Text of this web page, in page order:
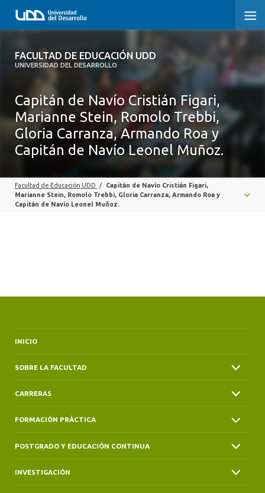
FACULTAD DE EDUCACIÓN UDD
UNIVERSIDAD DEL DESARROLLO
FACULTAD DE EDUCACIÓN UDD
SOBRE LA FACULTAD
CARRERAS
POSTGRADO Y EDUCACIÓN CONTINUA
Capitán de Navío Cristián Figari,
Marianne Stein, Romolo Trebbi,
Gloria Carranza, Armando Roa y
Capitán de Navío Leonel Muñoz.
Facultad de Educación UDD /
Capitán de Navío Cristián Figari,
Marianne Stein, Romolo Trebbi, Gloria Carranza, Armando Roa y
Capitán de Navío Leonel Muñoz.
INICIO
SOBRE LA FACULTAD
CARRERAS
FORMACIÓN PRÁCTICA
POSTGRADO Y EDUCACIÓN CONTINUA
INVESTIGACIÓN